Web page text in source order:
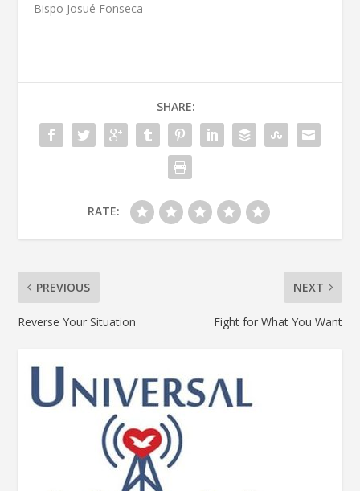
Bispo Josué Fonseca
SHARE:
RATE:
PREVIOUS
Reverse Your Situation
NEXT
Fight for What You Want